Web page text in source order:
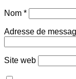
Nom *
Adresse de
Site web